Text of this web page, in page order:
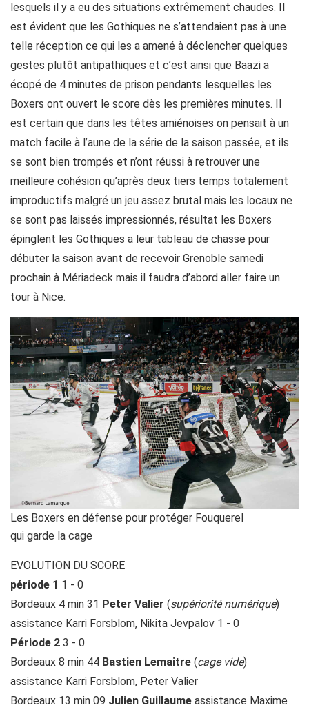
lesquels il y a eu des situations extrêmement chaudes. Il
est évident que les Gothiques ne s’attendaient pas à une
telle réception ce qui les a amené à déclencher quelques
gestes plutôt antipathiques et c’est ainsi que Baazi a
écopé de 4 minutes de prison pendants lesquelles les
Boxers ont ouvert le score dès les premières minutes. Il
est certain que dans les têtes amiénoises on pensait à un
match facile à l’aune de la série de la saison passée, et ils
se sont bien trompés et n’ont réussi à retrouver une
meilleure cohésion qu’après deux tiers temps totalement
improductifs malgré un jeu assez brutal mais les locaux ne
se sont pas laissés impressionnés, résultat les Boxers
épinglent les Gothiques a leur tableau de chasse pour
débuter la saison avant de recevoir Grenoble samedi
prochain à Mériadeck mais il faudra d’abord aller faire un
tour à Nice.
Les Boxers en défense pour protéger Fouquerel
qui garde la cage
EVOLUTION DU SCORE
période 1 1 - 0
Bordeaux 4 min 31 Peter Valier (supériorité numérique)
assistance Karri Forsblom, Nikita Jevpalov 1 - 0
Période 2 3 - 0
Bordeaux 8 min 44 Bastien Lemaitre (cage vide)
assistance Karri Forsblom, Peter Valier
Bordeaux 13 min 09 Julien Guillaume assistance Maxime